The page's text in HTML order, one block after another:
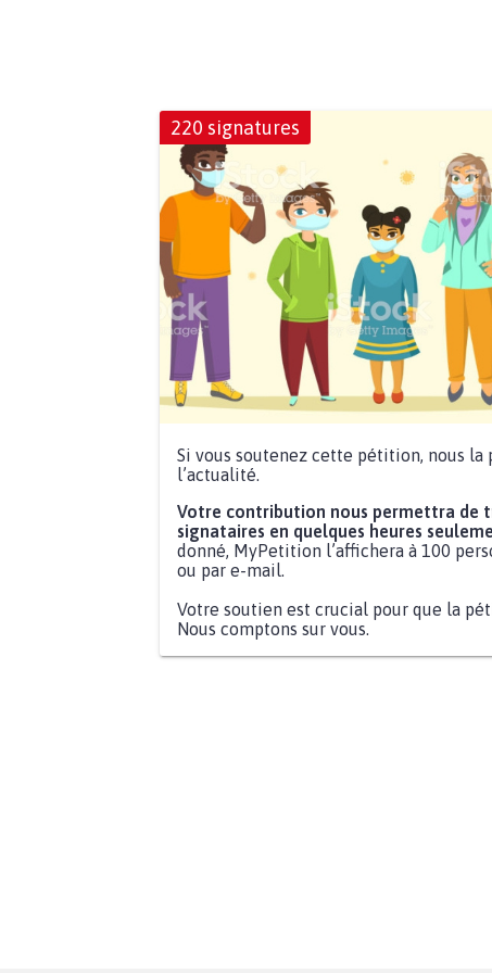
220 signatures
Si vous soutenez cette pétition, nous la
l’actualité.
Votre contribution nous permettra de
signataires en quelques heures
donné, MyPetition l’affichera à 100
ou par e-mail.
Votre soutien est crucial pour que la
Nous comptons sur vous.